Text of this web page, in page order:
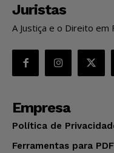
Juristas
A Justiça e o Direito em
Empresa
Política de
Ferramentas para PDF